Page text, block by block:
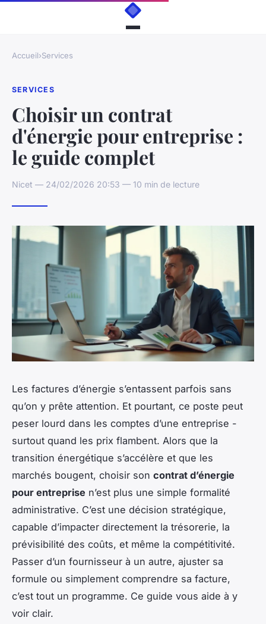
Accueil›Services
SERVICES
Choisir un contrat
d'énergie pour entreprise :
le guide complet
Nicet — 24/02/2026 20:53 — 10 min de lecture
Les factures d’énergie s’entassent parfois sans
qu’on y prête attention. Et pourtant, ce poste peut
peser lourd dans les comptes d’une entreprise -
surtout quand les prix flambent. Alors que la
transition énergétique s’accélère et que les
marchés bougent, choisir son contrat d’énergie
pour entreprise n’est plus une simple formalité
administrative. C’est une décision stratégique,
capable d’impacter directement la trésorerie, la
prévisibilité des coûts, et même la compétitivité.
Passer d’un fournisseur à un autre, ajuster sa
formule ou simplement comprendre sa facture,
c’est tout un programme. Ce guide vous aide à y
voir clair.